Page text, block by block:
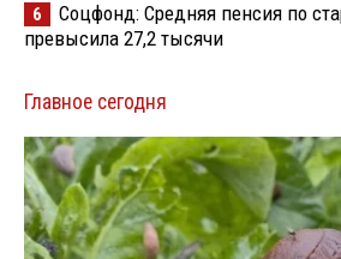
6
Соцфонд: Средняя пенсия по
превысила 27,2 тысячи
Главное сегодня